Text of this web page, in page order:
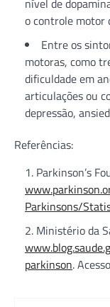
o controle motor
Entre os
motoras, como
dificuldade em
articulações ou
depressão,
Referências:
Parkinson’s
Parkinsons/
Ministério da
parkinson.